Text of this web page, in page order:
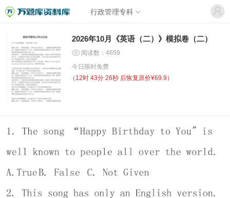
行政管理专科
2026年10月《英语（二）》模拟卷（二）
阅读数：4659
今日限时免费
（ 12时 43分 26秒 后恢复原价¥69.9）